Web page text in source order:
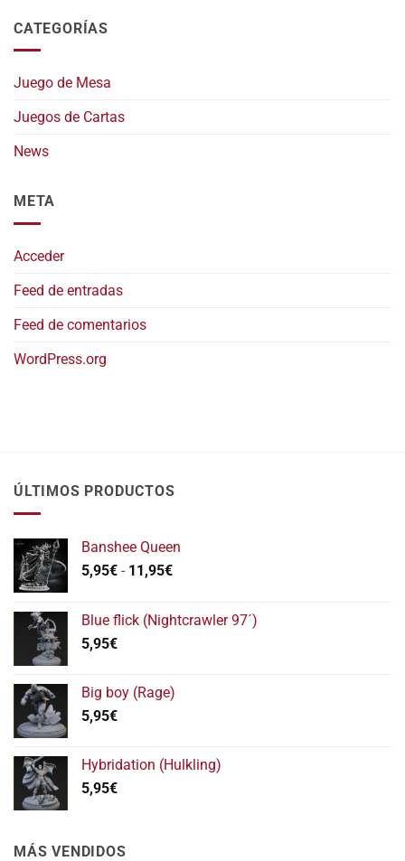
CATEGORÍAS
Juego de Mesa
Juegos de Cartas
News
META
Acceder
Feed de entradas
Feed de comentarios
WordPress.org
ÚLTIMOS PRODUCTOS
Banshee Queen
5,95€ - 11,95€Rango
desde
11,95€
Blue flick (Nightcrawler 97´)
5,95€
Big boy (Rage)
5,95€
Hybridation (Hulkling)
5,95€
MÁS VENDIDOS